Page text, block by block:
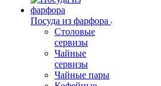
Посуда из фарфора
Столовые
сервизы
Чайные
сервизы
Чайные пары